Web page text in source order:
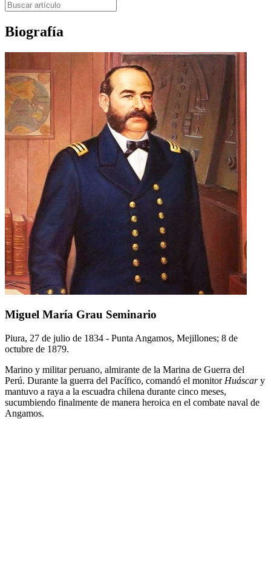
Biografía
Miguel María Grau Seminario
Piura, 27 de julio de 1834 - Punta Angamos, Mejillones; 8 de
octubre de 1879.
Marino y militar peruano, almirante de la Marina de Guerra del
Perú. Durante la guerra del Pacífico, comandó el monitor Huáscary
mantuvo a raya a la escuadra chilena durante cinco meses,
sucumbiendo finalmente de manera heroica en el combate naval de
Angamos.